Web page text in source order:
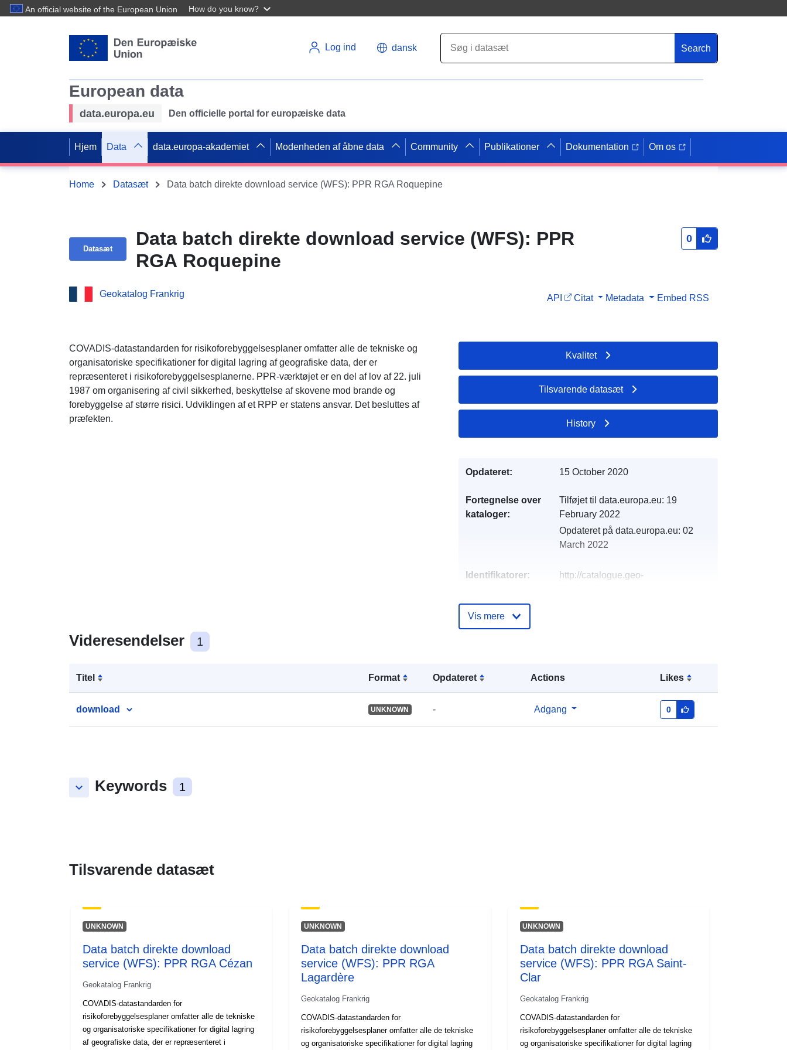
An official website of the European Union How do you know?
Log ind dansk Search
European data
data.europa.eu Den officielle portal for europæiske data
Hjem Data data.europa-akademiet Modenheden af åbne data Community Publikationer Dokumentation Om os
Home Datasæt Data batch direkte download service (WFS): PPR RGA Roquepine
Datasæt
Data batch direkte download service (WFS): PPR
RGA Roquepine
0
Geokatalog Frankrig API Citat Metadata Embed RSS
COVADIS-datastandarden for risikoforebyggelsesplaner omfatter alle de tekniske og
organisatoriske specifikationer for digital lagring af geografiske data, der er
repræsenteret i risikoforebyggelsesplanerne. PPR-værktøjet er en del af lov af 22. juli
1987 om organisering af civil sikkerhed, beskyttelse af skovene mod brande og
forebyggelse af større risici. Udviklingen af et RPP er statens ansvar. Det besluttes af
præfekten.
Videresendelser 1
Titel Format Opdateret Actions Likes
download UNKNOWN - Adgang 0
keyboard_arrow_down Keywords 1
Kvalitet
Tilsvarende datasæt
History
Opdateret: 15 October 2020
Fortegnelse over
kataloger:
Tilføjet til data.europa.eu: 19
February 2022
Opdateret på data.europa.eu: 02
March 2022
Identifikatorer:
http://catalogue.geo-
120066022-srv-6ed634e6-83b2-
Ressource:
http://inspire.ec.europa.eu/metadata-
Vis mere
Tilsvarende datasæt
UNKNOWN
Data batch direkte download
service (WFS): PPR RGA Cézan
Geokatalog Frankrig
COVADIS-datastandarden for
risikoforebyggelsesplaner omfatter alle de tekniske
og organisatoriske specifikationer for digital lagring
af geografiske data, der er repræsenteret i
UNKNOWN
Data batch direkte download
service (WFS): PPR RGA
Lagardère
Geokatalog Frankrig
COVADIS-datastandarden for
risikoforebyggelsesplaner omfatter alle de tekniske
og organisatoriske specifikationer for digital lagring
UNKNOWN
Data batch direkte download
service (WFS): PPR RGA Saint-
Clar
Geokatalog Frankrig
COVADIS-datastandarden for
risikoforebyggelsesplaner omfatter alle de tekniske
og organisatoriske specifikationer for digital lagring